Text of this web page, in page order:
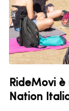
RideMovi
Nation